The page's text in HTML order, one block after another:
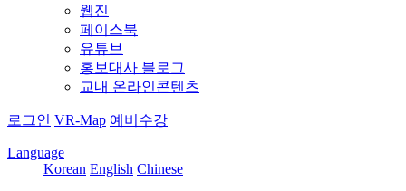
웹진
페이스북
유튜브
홍보대사 블로그
교내 온라인콘텐츠
로그인 VR-Map 예비수강
Language
Korean English Chinese